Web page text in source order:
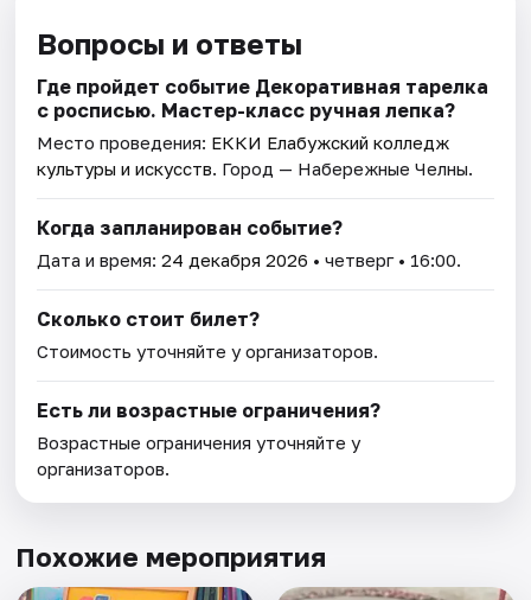
Вопросы и ответы
Где пройдет событие Декоративная тарелка
с росписью. Мастер-класс ручная лепка?
Место проведения: ЕККИ Елабужский колледж
культуры и искусств. Город — Набережные Челны.
Когда запланирован событие?
Дата и время:24 декабря 2026 • четверг • 16:00.
Сколько стоит билет?
Стоимость уточняйте у организаторов.
Есть ли возрастные ограничения?
Возрастные ограничения уточняйте у
организаторов.
Похожие мероприятия